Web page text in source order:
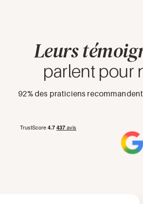
Leurs
parlent pour
92% des praticiens